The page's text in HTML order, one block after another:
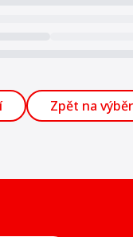
Zpět na výběr